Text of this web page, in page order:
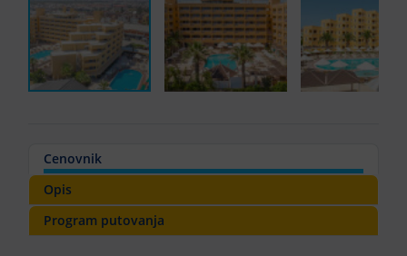
Opis
Cenovnik
Program putovanja